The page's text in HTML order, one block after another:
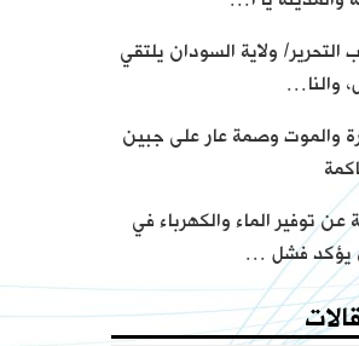
ولاية السودان يلتقي
والنا…
والموت وصمة عار على جبين
عن توفير الماء والكهرباء في
يؤكد فشل …